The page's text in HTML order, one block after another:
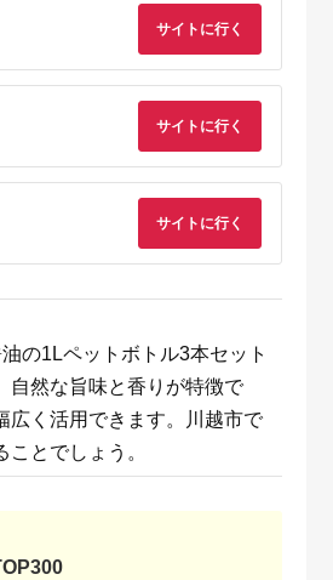
もと なべつゆ 鍋スー
プ ラーメンスープ ギ
県 小美玉市 47-CP
浴 普段使い ギフト
り物【ソルティース
サイトに行く
サイトに行く
サイトに行く
の1Lペットボトル3本セット
自然な旨味と香りが特徴で
広く活用できます。川越市で
とでしょう。